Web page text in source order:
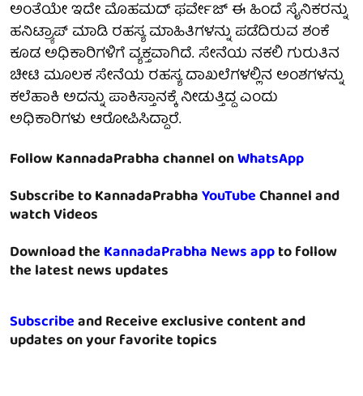
ಅಂತೆಯೇ ಇದೇ ಮೊಹಮದ್ ಫರ್ವೇಜ್ ಈ ಹಿಂದೆ ಸೈನಿಕರನ್ನು
ಹನಿಟ್ರ್ಯಾಪ್ ಮಾಡಿ ರಹಸ್ಯ ಮಾಹಿತಿಗಳನ್ನು ಪಡೆದಿರುವ ಶಂಕೆ
ಕೂಡ ಅಧಿಕಾರಿಗಳಿಗೆ ವ್ಯಕ್ತವಾಗಿದೆ. ಸೇನೆಯ ನಕಲಿ ಗುರುತಿನ
ಚೀಟಿ ಮೂಲಕ ಸೇನೆಯ ರಹಸ್ಯ ದಾಖಲೆಗಳಲ್ಲಿನ ಅಂಶಗಳನ್ನು
ಕಲೆಹಾಕಿ ಅದನ್ನು ಪಾಕಿಸ್ತಾನಕ್ಕೆ ನೀಡುತ್ತಿದ್ದ ಎಂದು
ಅಧಿಕಾರಿಗಳು ಆರೋಪಿಸಿದ್ದಾರೆ.
Follow KannadaPrabha channel onWhatsApp
Subscribe to KannadaPrabhaYouTubeChannel and
watch Videos
Download theKannadaPrabha News appto follow
the latest news updates
Subscribeand Receive exclusive content and
updates on your favorite topics